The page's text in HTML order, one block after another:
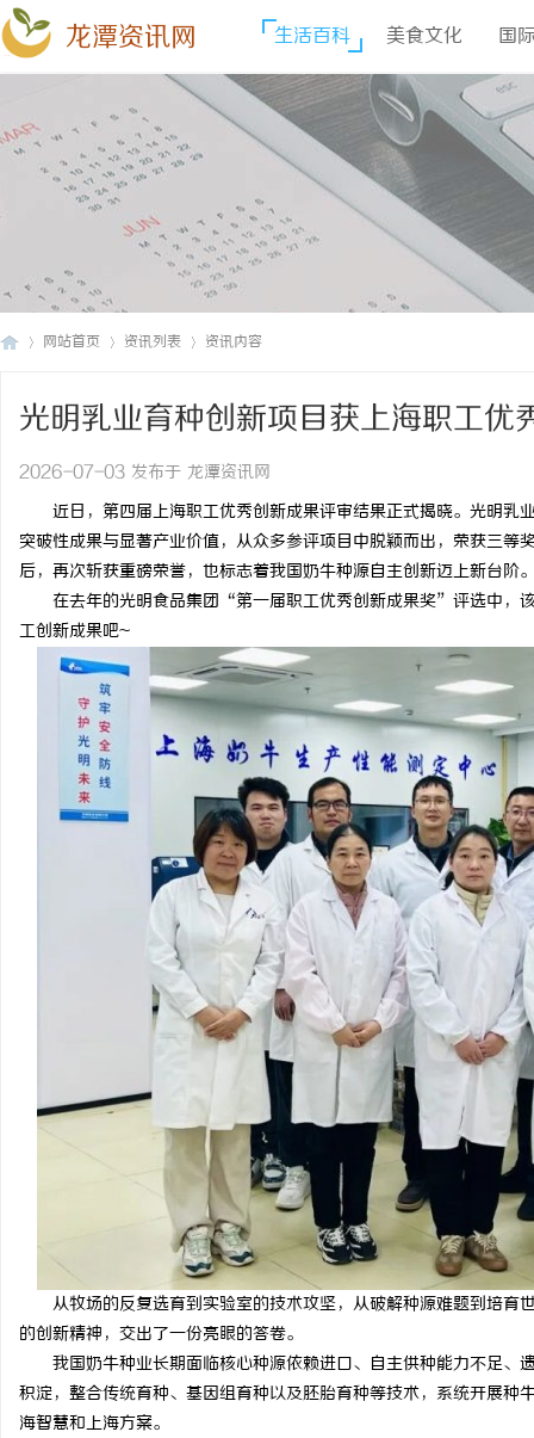
龙潭资讯网 生活百科 美食文化 国
网站首页 资讯列表 资讯内容
光明乳业育种创新项目获上海职工优
2026-07-03 发布于 龙潭资讯网
近日，第四届上海职工优秀创新成果评审结果正式揭晓。光明
突破性成果与显著产业价值，从众多参评项目中脱颖而出，荣获三
后，再次斩获重磅荣誉，也标志着我国奶牛种源自主创新迈上新台阶
在去年的光明食品集团“第一届职工优秀创新成果奖”评选中，
工创新成果吧~
从牧场的反复选育到实验室的技术攻坚，从破解种源难题到培
的创新精神，交出了一份亮眼的答卷。
我国奶牛种业长期面临核心种源依赖进口、自主供种能力不足
积淀，整合传统育种、基因组育种以及胚胎育种等技术，系统开展
海智慧和上海方案。
耐磨改性颗粒：提升耐磨性能 商标购买：即买即用，